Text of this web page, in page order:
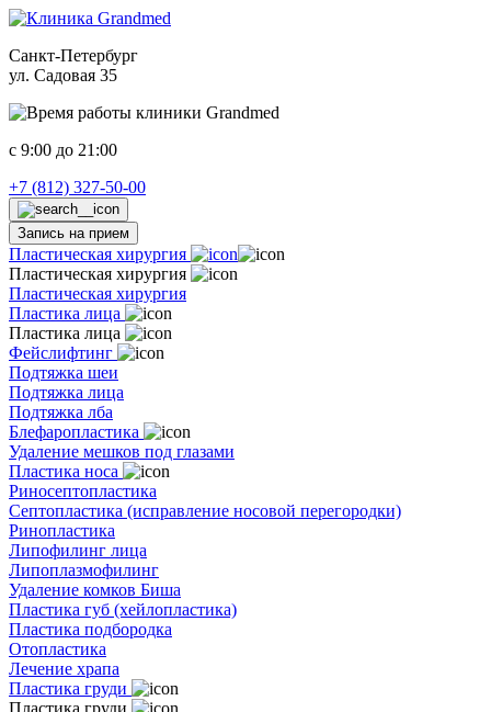
Санкт-Петербург
ул. Садовая 35
c 9:00 до 21:00
+7 (812) 327-50-00
Запись на прием
Пластическая хирургия
Пластическая хирургия
Пластическая хирургия
Пластика лица
Пластика лица
Фейслифтинг
Подтяжка шеи
Подтяжка лица
Подтяжка лба
Блефаропластика
Удаление мешков под глазами
Пластика носа
Риносептопластика
Септопластика (исправление носовой перегородки)
Ринопластика
Липофилинг лица
Липоплазмофилинг
Удаление комков Биша
Пластика губ (хейлопластика)
Пластика подбородка
Отопластика
Лечение храпа
Пластика груди
Пластика груди